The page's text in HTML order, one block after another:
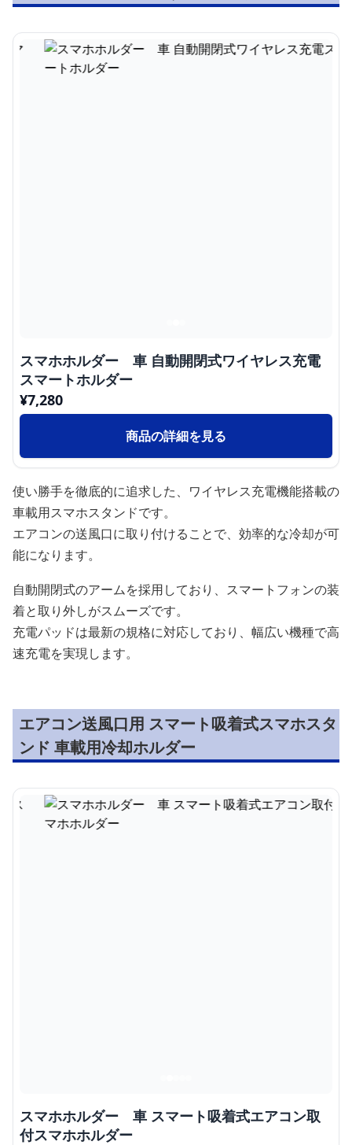
スマホホルダー 車 自動開閉式ワイヤレス充電
スマートホルダー
¥7,280
商品の詳細を見る
使い勝手を徹底的に追求した、ワイヤレス充電機能搭載の
車載用スマホスタンドです。
エアコンの送風口に取り付けることで、効率的な冷却が可
能になります。
自動開閉式のアームを採用しており、スマートフォンの装
着と取り外しがスムーズです。
充電パッドは最新の規格に対応しており、幅広い機種で高
速充電を実現します。
エアコン送風口用 スマート吸着式スマホスタ
ンド 車載用冷却ホルダー
スマホホルダー 車 スマート吸着式エアコン取
付スマホホルダー